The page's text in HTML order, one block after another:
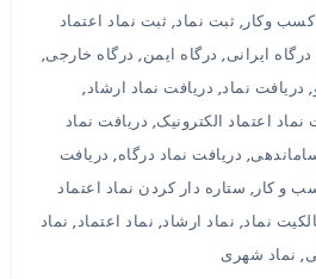
وکار, ثبت نماد, ثبت نماد اعتماد
درگاه ایرانی, درگاه ایمن, درگاه خارجی,
, دریافت نماد, دریافت نماد ارشاد,
نماد اعتماد الکترونیک, دریافت نماد
, دریافت نماد درگاه, دریافت
و کار, ستاره دار کردن نماد اعتماد
نماد, نماد ارشاد, نماد اعتماد, نماد
, نماد شهری